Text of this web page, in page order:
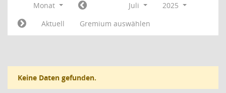
Monat Juli
2025
Aktuell
Gremium auswählen
Keine Daten gefunden.